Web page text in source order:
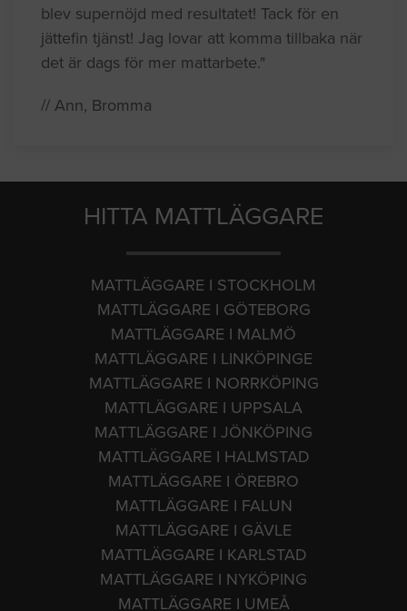
blev supernöjd med resultatet! Tack för en
jättefin tjänst! Jag lovar att komma tillbaka när
det är dags för mer mattarbete."
// Ann, Bromma
HITTA MATTLÄGGARE
MATTLÄGGARE I STOCKHOLM
MATTLÄGGARE I GÖTEBORG
MATTLÄGGARE I MALMÖ
MATTLÄGGARE I LINKÖPINGE
MATTLÄGGARE I NORRKÖPING
MATTLÄGGARE I UPPSALA
MATTLÄGGARE I JÖNKÖPING
MATTLÄGGARE I HALMSTAD
MATTLÄGGARE I ÖREBRO
MATTLÄGGARE I FALUN
MATTLÄGGARE I GÄVLE
MATTLÄGGARE I KARLSTAD
MATTLÄGGARE I NYKÖPING
MATTLÄGGARE I UMEÅ